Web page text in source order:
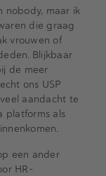
nobody, maar ik
die graag
vrouwen of
Blijkbaar
de meer
ons USP
aandacht te
platforms als
een ander
HR-